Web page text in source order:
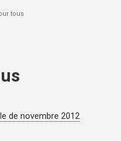
tous
de novembre 2012